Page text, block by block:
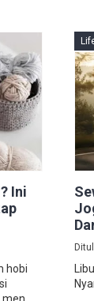
Ini
hobi